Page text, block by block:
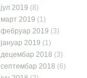
јул 2019 (8)
март 2019 (1)
фебруар 2019 (3)
јануар 2019 (1)
децембар 2018 (3)
септембар 2018 (6)